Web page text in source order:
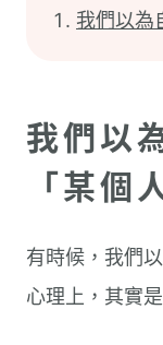
我們以為
我們以
「某個
有時候，我們
心理上，其實